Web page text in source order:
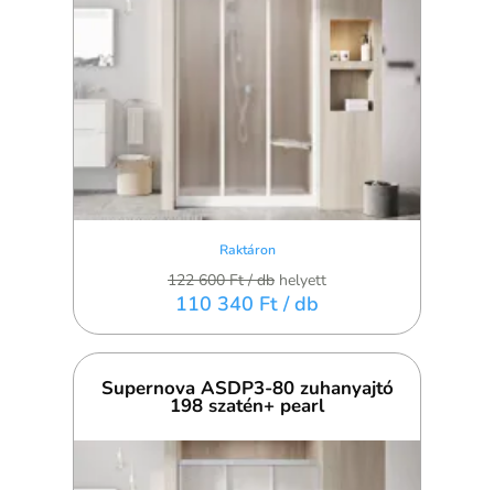
Raktáron
122 600 Ft/ db helyett
110 340 Ft / db
Supernova ASDP3-80 zuhanyajtó
198 szatén+ pearl